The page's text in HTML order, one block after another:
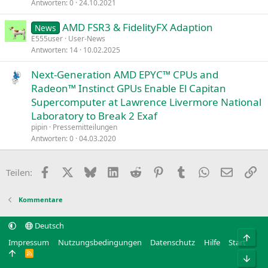
Antworten 0 24.10.2021
News AMD FSR3 & FidelityFX Adaption
E555user User-News
Antworten 14 10.02.2025
Next-Generation AMD EPYC™ CPUs and
Radeon™ Instinct GPUs Enable El Capitan
Supercomputer at Lawrence Livermore National
Laboratory to Break 2 Exaf
pipin Pressemitteilungen
Antworten 0 04.03.2020
Teilen: Facebook BlueskyLinkedIn
Reddit PinterestTumblr WhatsApp
E-Mail
Kommentare
Deutsch
Impressum
Nutzungsbedingungen Datenschutz Hilfe Start
R